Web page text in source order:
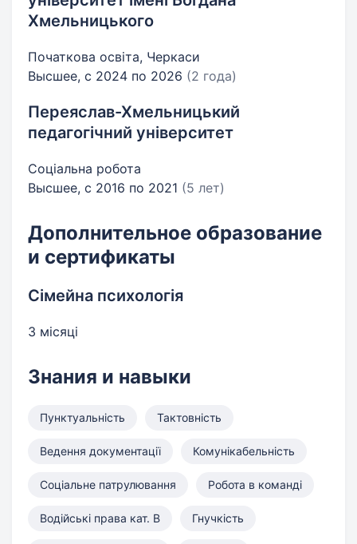
Хмельницького
Початкова освіта, Черкаси
Высшее, с 2024 по 2026 (2 года)
Переяслав-Хмельницький
педагогічний університет
Соціальна робота
Высшее, с 2016 по 2021 (5 лет)
Дополнительное образование
и сертификаты
Сімейна психологія
3 місяці
Знания и навыки
Пунктуальність Тактовність
Ведення документації Комунікабельність
Соціальне патрулювання Робота в команді
Водійські права кат. B Гнучкість